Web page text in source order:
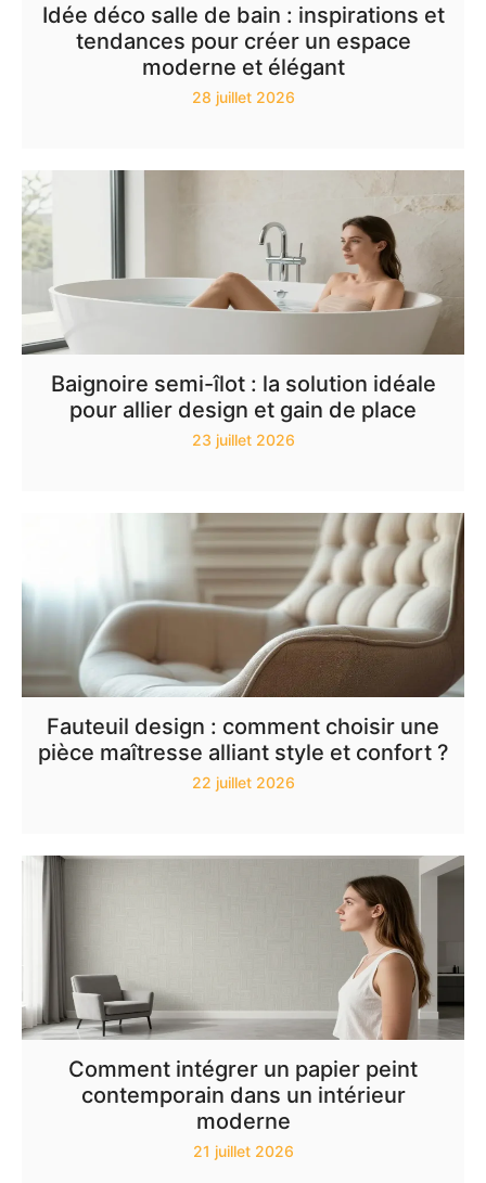
Idée déco salle de bain : inspirations et
tendances pour créer un espace
moderne et élégant
28 juillet 2026
Baignoire semi-îlot : la solution idéale
pour allier design et gain de place
23 juillet 2026
Fauteuil design : comment choisir une
pièce maîtresse alliant style et confort ?
22 juillet 2026
Comment intégrer un papier peint
contemporain dans un intérieur
moderne
21 juillet 2026